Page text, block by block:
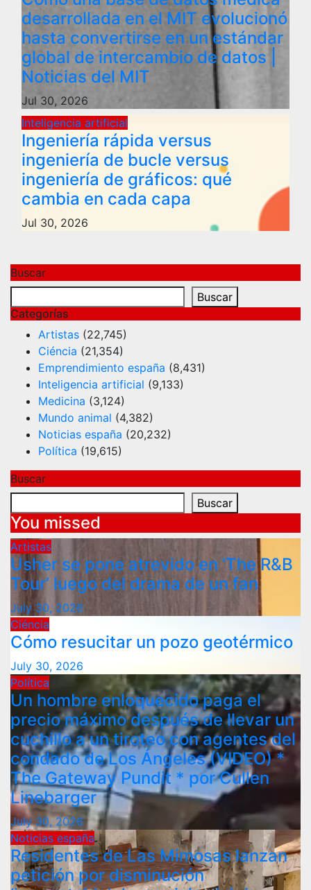
desarrollada en el MIT evolucionó
hasta convertirse en un estándar
global de intercambio de datos |
Noticias del MIT
Jul 30, 2026
Inteligencia artificial
Ingeniería rápida versus
ingeniería de bucle versus
ingeniería de gráficos: qué
cambia en cada capa
Jul 30, 2026
Buscar
Buscar
Categorías
Artistas (22,745)
Ciéncia (21,354)
Emprendimiento españa (8,431)
Inteligencia artificial (9,133)
Medicina (3,124)
Mundo animal (4,382)
Noticias españa (20,232)
Política (19,615)
Buscar
Buscar
You missed
Artistas
Usher se pone atrevido en ‘The R&B
Tour’ luego del drama de un fan
July 30, 2026
Ciéncia
Cómo resucitar un pozo geotérmico
July 30, 2026
Política
Un hombre enloquecido paga el
precio máximo después de llevar un
cuchillo a un tiroteo con agentes del
condado de Los Ángeles (VIDEO) *
The Gateway Pundit * por Cullen
Linebarger
July 30, 2026
Noticias españa
Residentes de Las Mimosas lanzan
petición por disminución